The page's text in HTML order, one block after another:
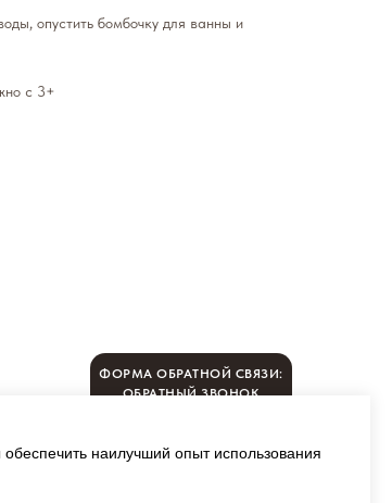
опустить бомбочку для ванны и
с 3+
наилучший опыт использования
ФОРМА ОБРАТНОЙ СВЯЗИ:
ОБРАТНЫЙ ЗВОНОК